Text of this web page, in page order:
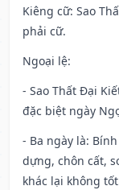
Kiêng cữ: Sao
phải cữ.
Ngoại lệ:
- Sao Thất Đại
đặc biệt ngày
- Ba ngày là:
dựng, chôn cất,
khác lại không